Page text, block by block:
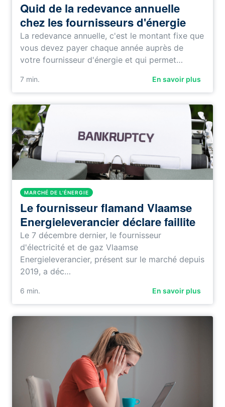
Quid de la redevance annuelle
chez les fournisseurs d'énergie
La redevance annuelle, c'est le montant fixe que
vous devez payer chaque année auprès de
votre fournisseur d'énergie et qui permet…
7 min. En savoir plus
MARCHÉ DE L'ÉNERGIE
Le fournisseur flamand Vlaamse
Energieleverancier déclare faillite
Le 7 décembre dernier, le fournisseur
d'électricité et de gaz Vlaamse
Energieleverancier, présent sur le marché depuis
2019, a déc…
6 min. En savoir plus